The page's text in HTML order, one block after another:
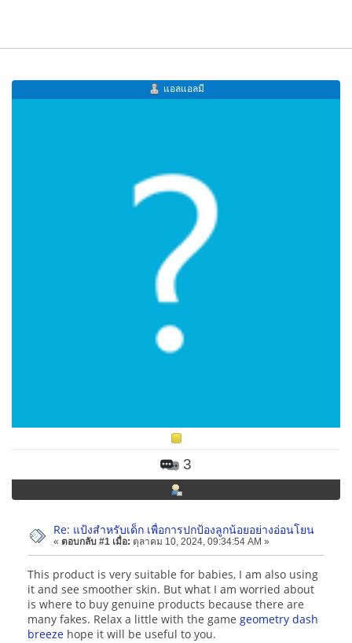
แอลแอลมี
3
Re: แป้งสำหรับเด็ก เพื่อการปกป้องลูกน้อยอย่างอ่อนโยน
« ตอบกลับ #1 เมื่อ: ตุลาคม 10, 2024, 09:34:54 AM »
This product is very suitable for babies, I am also using
it and see smoother skin. But what I am worried about
is where to buy genuine products because there are
many fakes. Relax a little with the game geometry dash
breeze hope it will be useful to you.